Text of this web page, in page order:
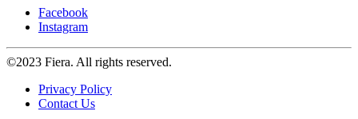
Facebook
Instagram
©2023 Fiera. All rights reserved.
Privacy Policy
Contact Us